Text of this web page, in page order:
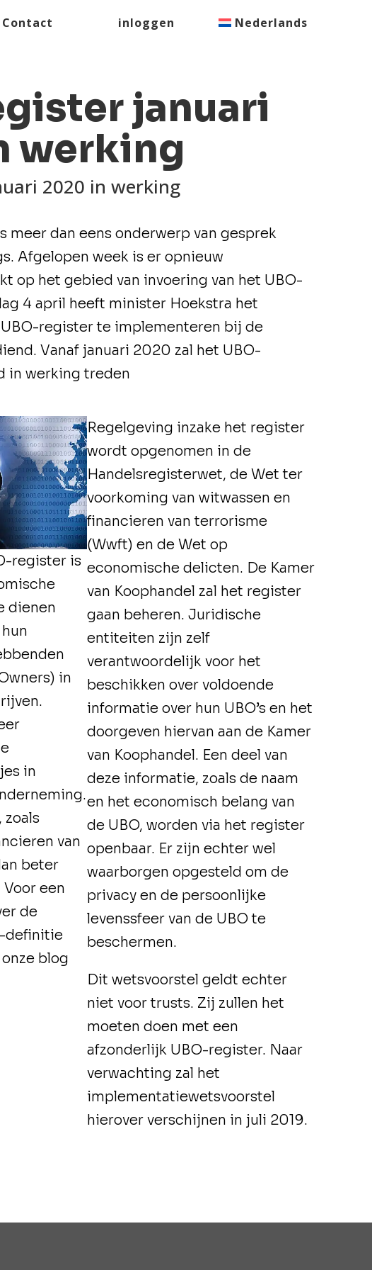
Contact inloggen Nederlands
januari
werking
2020 in werking
meer dan eens onderwerp van gesprek
Afgelopen week is er opnieuw
op het gebied van invoering van het UBO-
4 april heeft minister Hoekstra het
register te implementeren bij de
Vanaf januari 2020 zal het UBO-
in werking treden
register is
dienen
in
in
van
beter
een
de
definitie
blog
Regelgeving inzake het register
wordt opgenomen in de
Handelsregisterwet, de Wet ter
voorkoming van witwassen en
financieren van terrorisme
(Wwft) en de Wet op
economische delicten. De Kamer
van Koophandel zal het register
gaan beheren. Juridische
entiteiten zijn zelf
verantwoordelijk voor het
beschikken over voldoende
informatie over hun UBO’s en het
doorgeven hiervan aan de Kamer
van Koophandel. Een deel van
deze informatie, zoals de naam
en het economisch belang van
de UBO, worden via het register
openbaar. Er zijn echter wel
waarborgen opgesteld om de
privacy en de persoonlijke
levenssfeer van de UBO te
beschermen.
Dit wetsvoorstel geldt echter
niet voor trusts. Zij zullen het
moeten doen met een
afzonderlijk UBO-register. Naar
verwachting zal het
implementatiewetsvoorstel
hierover verschijnen in juli 2019.